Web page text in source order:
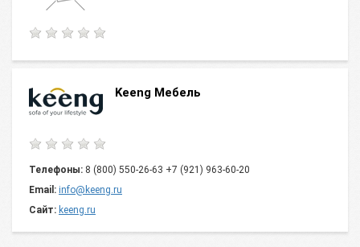
Keeng Мебель
Телефоны: 8 (800) 550-26-63 +7 (921) 963-60-20
Email: info@keeng.ru
Сайт: keeng.ru